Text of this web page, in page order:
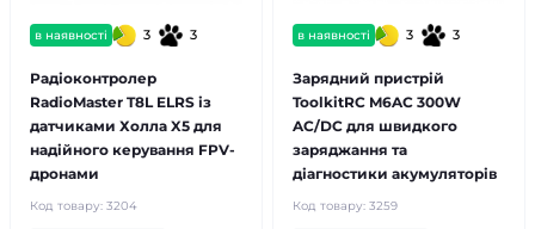
в наявності 3 3
Радіоконтролер
RadioMaster T8L ELRS із
датчиками Холла X5 для
надійного керування FPV-
дронами
Код товару: 3204
в наявності 3 3
Зарядний пристрій
ToolkitRC M6AC 300W
AC/DC для швидкого
заряджання та
діагностики акумуляторів
Код товару: 3259